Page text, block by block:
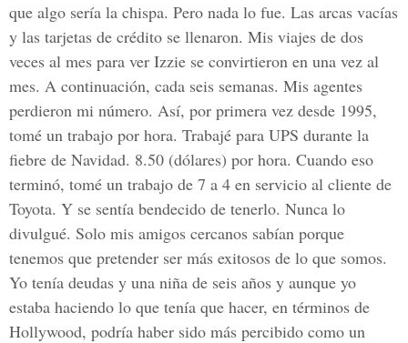
que algo sería la chispa. Pero nada lo fue. Las arcas vacías
y las tarjetas de crédito se llenaron. Mis viajes de dos
veces al mes para ver Izzie se convirtieron en una vez al
mes. A continuación, cada seis semanas. Mis agentes
perdieron mi número. Así, por primera vez desde 1995,
tomé un trabajo por hora. Trabajé para UPS durante la
fiebre de Navidad. 8.50 (dólares) por hora. Cuando eso
terminó, tomé un trabajo de 7 a 4 en servicio al cliente de
Toyota. Y se sentía bendecido de tenerlo. Nunca lo
divulgué. Solo mis amigos cercanos sabían porque
tenemos que pretender ser más exitosos de lo que somos.
Yo tenía deudas y una niña de seis años y aunque yo
estaba haciendo lo que tenía que hacer, en términos de
Hollywood, podría haber sido más percibido como un